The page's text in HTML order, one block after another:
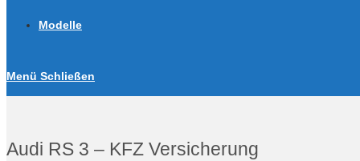
Modelle
Menü Schließen
Audi RS 3 – KFZ Versicherung